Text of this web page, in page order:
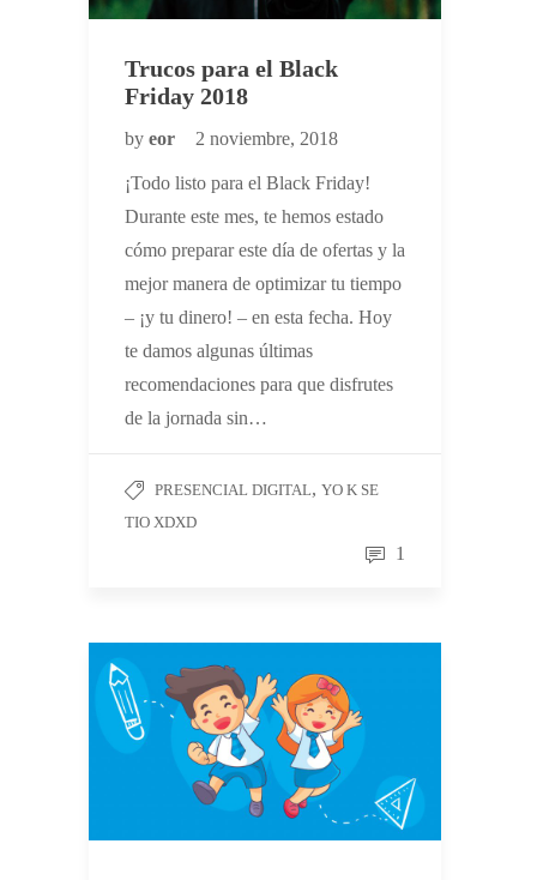
Trucos para el Black
Friday 2018
by eor 2 noviembre, 2018
¡Todo listo para el Black Friday!
Durante este mes, te hemos estado
cómo preparar este día de ofertas y la
mejor manera de optimizar tu tiempo
– ¡y tu dinero! – en esta fecha. Hoy
te damos algunas últimas
recomendaciones para que disfrutes
de la jornada sin…
PRESENCIAL DIGITAL, YO K SE
TIO XDXD
1